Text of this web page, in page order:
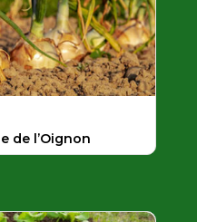
de l’Oignon